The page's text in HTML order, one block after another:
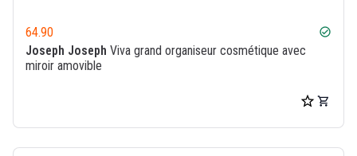
64.90 check_circle
Joseph Joseph Viva grand organiseur cosmétique avec
miroir amovible